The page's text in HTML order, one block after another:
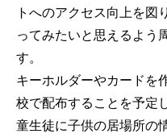
トへのアクセス向上を図
ってみたいと思えるよう
す。
キーホルダーやカードを
校で配布することを予定
童生徒に子供の居場所の